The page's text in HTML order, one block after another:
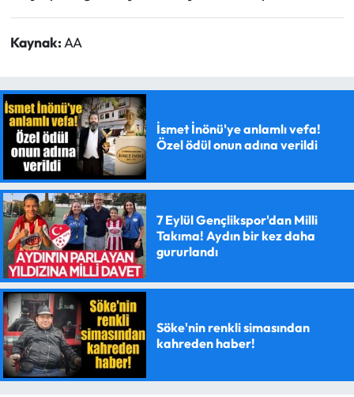
Kaynak: AA
İsmet İnönü'ye anlamlı vefa!
Özel ödül onun adına verildi
7 Eylül Gençlikspor'dan Milli
Takıma! Aydın bir kez daha
gururlandı
Söke'nin renkli simasından
kahreden haber!